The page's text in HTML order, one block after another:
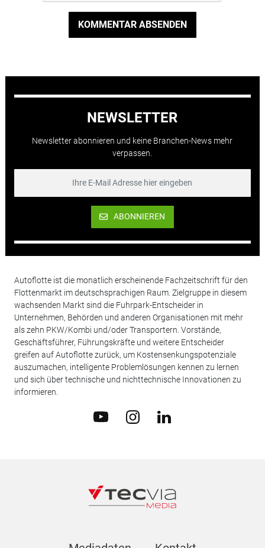
KOMMENTAR ABSENDEN
NEWSLETTER
Newsletter abonnieren und keine Branchen-News mehr
verpassen.
ABONNIEREN
Autoflotte ist die monatlich erscheinende Fachzeitschrift für den
Flottenmarkt im deutschsprachigen Raum. Zielgruppe in diesem
wachsenden Markt sind die Fuhrpark-Entscheider in
Unternehmen, Behörden und anderen Organisationen mit mehr
als zehn PKW/Kombi und/oder Transportern. Vorstände,
Geschäftsführer, Führungskräfte und weitere Entscheider
greifen auf Autoflotte zurück, um Kostensenkungspotenziale
auszumachen, intelligente Problemlösungen kennen zu lernen
und sich über technische und nichttechnische Innovationen zu
informieren.